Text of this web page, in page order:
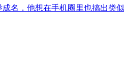
名，他想在手机圈里也搞出类